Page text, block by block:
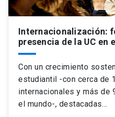
Internacionalización:
presencia de la UC en
Con un crecimiento
estudiantil -con cerca de
internacionales y más de
el mundo-, destacadas…